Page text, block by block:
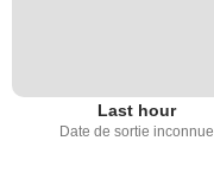
Last hour
Date de sortie inconnue